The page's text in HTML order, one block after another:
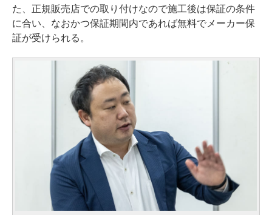
た、正規販売店での取り付けなので施工後は保証の条件
に合い、なおかつ保証期間内であれば無料でメーカー保
証が受けられる。